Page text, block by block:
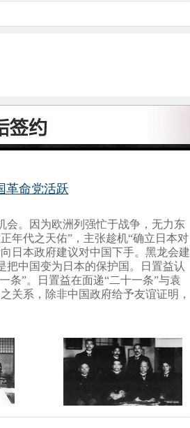
革命党活跃
会。因为欧洲列强忙于战争，无力东
年代之天佑”，主张趁机“确立日本对
日本政府建议对中国下手。黑龙会建
中国变为日本的保护国。日置益认
条”。日置益在面递“二十一条”与袁
关系，除非中国政府给予友谊证明，